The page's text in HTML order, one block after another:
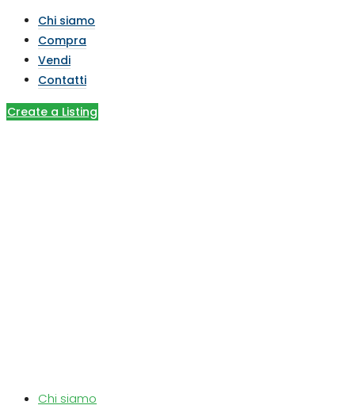
Chi siamo
Compra
Vendi
Contatti
Create a Listing
Chi siamo